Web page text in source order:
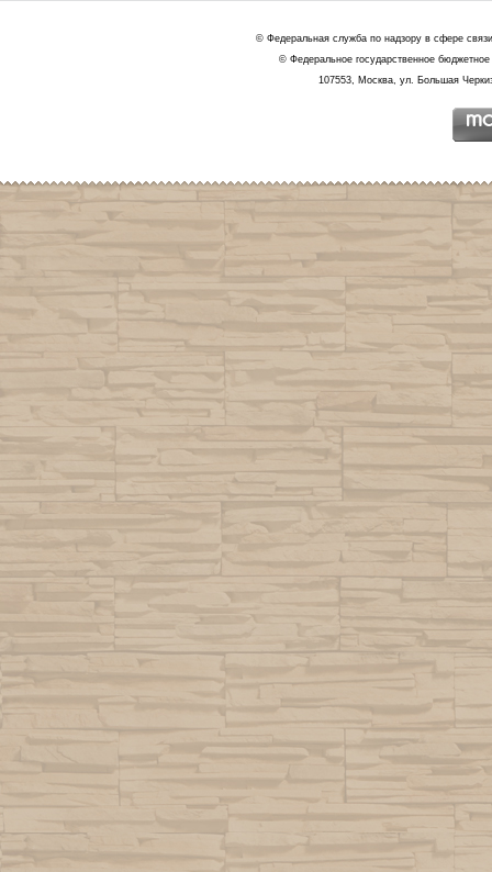
© Федеральная служба по надзору в сфере
© Федеральное государственное
107553, Москва, ул. Большая